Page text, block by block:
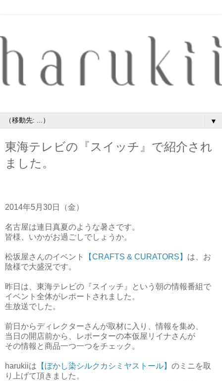
▼
東海テレビの『スイッチ』で紹介され
ました。
2014年5月30日（金）
名古屋は連日真夏のような暑さです。
皆様、いかがお過ごしでしょうか。
松坂屋さんのイベント 【CRAFTS & CURATORS】 は、お
陰様で大盛況です。
昨日は、東海テレビの『スイッチ』という朝の情報番組で
イベント全体がレポートされました。
生放送でした。
前日からディレクターさんが取材に入り、情報を集め、
当日の開店前から、レポーターの本仮屋リイナさんが
その情報と商品一つ一つをチェック。
harukiiは 【ぼかし染シルクカシミヤストール】 のミニを取
り上げて頂きました。